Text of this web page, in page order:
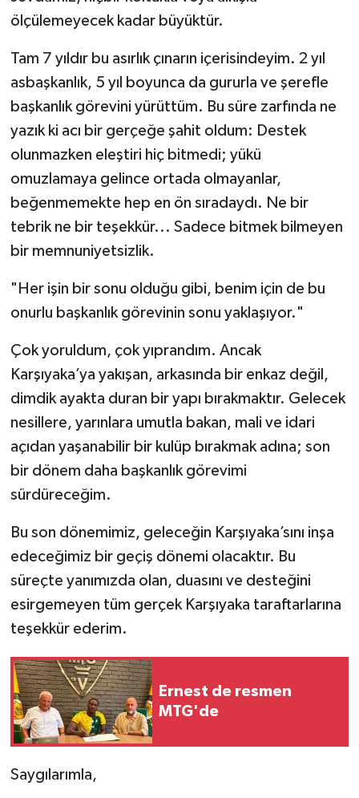
ölçülemeyecek kadar büyüktür.
​Tam 7 yıldır bu asırlık çınarın içerisindeyim. 2 yıl
asbaşkanlık, 5 yıl boyunca da gururla ve şerefle
başkanlık görevini yürüttüm. Bu süre zarfında ne
yazık ki acı bir gerçeğe şahit oldum: Destek
olunmazken eleştiri hiç bitmedi; yükü
omuzlamaya gelince ortada olmayanlar,
beğenmemekte hep en ön sıradaydı. Ne bir
tebrik ne bir teşekkür... Sadece bitmek bilmeyen
bir memnuniyetsizlik.
​"Her işin bir sonu olduğu gibi, benim için de bu
onurlu başkanlık görevinin sonu yaklaşıyor."
​Çok yoruldum, çok yıprandım. Ancak
Karşıyaka’ya yakışan, arkasında bir enkaz değil,
dimdik ayakta duran bir yapı bırakmaktır. Gelecek
nesillere, yarınlara umutla bakan, mali ve idari
açıdan yaşanabilir bir kulüp bırakmak adına; son
bir dönem daha başkanlık görevimi
sürdüreceğim.
​Bu son dönemimiz, geleceğin Karşıyaka’sını inşa
edeceğimiz bir geçiş dönemi olacaktır. Bu
süreçte yanımızda olan, duasını ve desteğini
esirgemeyen tüm gerçek Karşıyaka taraftarlarına
teşekkür ederim.
Ernest de resmen
MTG'de
​Saygılarımla,